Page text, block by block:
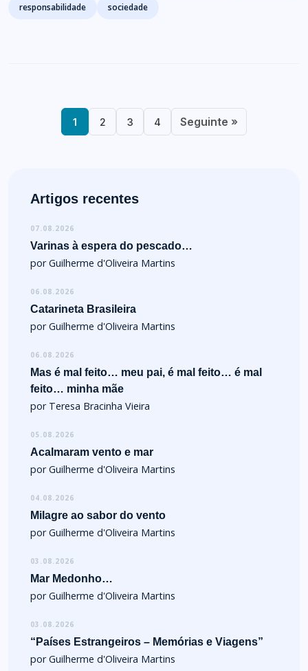
responsabilidade
sociedade
1 2 3 4 Seguinte »
Artigos recentes
07.08.2026
Varinas à espera do pescado…
por Guilherme d'Oliveira Martins
06.08.2026
Catarineta Brasileira
por Guilherme d'Oliveira Martins
06.08.2026
Mas é mal feito… meu pai, é mal feito… é mal
feito… minha mãe
por Teresa Bracinha Vieira
05.08.2026
Acalmaram vento e mar
por Guilherme d'Oliveira Martins
04.08.2026
Milagre ao sabor do vento
por Guilherme d'Oliveira Martins
03.08.2026
Mar Medonho…
por Guilherme d'Oliveira Martins
03.08.2026
“Países Estrangeiros – Memórias e Viagens”
por Guilherme d'Oliveira Martins